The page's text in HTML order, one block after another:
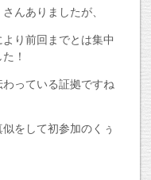
んありましたが、
り前回までとは集中
！
っている証拠ですね
をして初参加のくぅ